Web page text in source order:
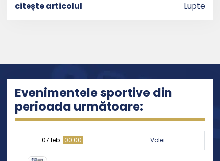
citește articolul
Lupte
Evenimentele sportive din
perioada următoare:
07 feb. 00:00 Volei